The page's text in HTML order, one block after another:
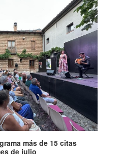
más de 15 citas
de julio